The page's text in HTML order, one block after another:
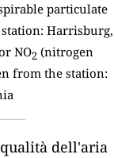
particulate
Harrisburg,
NO2 (nitrogen
from the station:
dell'aria